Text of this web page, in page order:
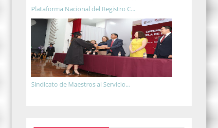
Plataforma Nacional del Registro C...
Sindicato de Maestros al Servicio...